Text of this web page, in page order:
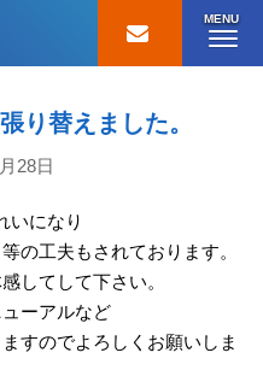
MENU
り替えました。
28日
いになり
の工夫もされております。
してして下さい。
ーアルなど
すのでよろしくお願いしま